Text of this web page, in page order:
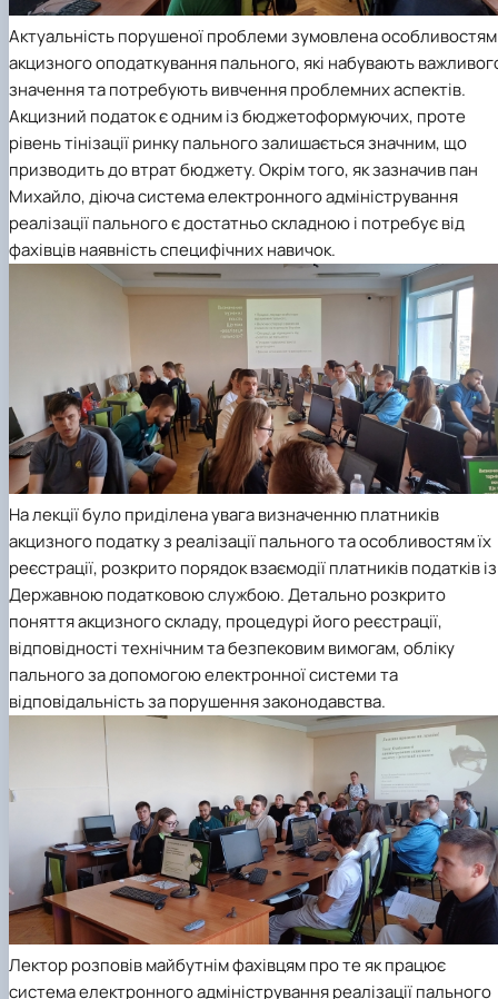
Актуальність порушеної проблеми зумовлена
акцизного оподаткування пального, які набувають
значення та потребують вивчення проблемних аспектів.
Акцизний податок є одним із бюджетоформуючих, проте
рівень тінізації ринку пального залишається значним, що
призводить до втрат бюджету. Окрім того, як зазначив пан
Михайло, діюча система електронного адміністрування
реалізації пального є достатньо складною і потребує від
фахівців наявність специфічних навичок.
На лекції було приділена увага визначенню платників
акцизного податку з реалізації пального та особливостям їх
реєстрації, розкрито порядок взаємодії платників податків із
Державною податковою службою. Детально розкрито
поняття акцизного складу, процедурі його реєстрації,
відповідності технічним та безпековим вимогам, обліку
пального за допомогою електронної системи та
відповідальність за порушення законодавства.
Лектор розповів майбутнім фахівцям про те як працює
система електронного адміністрування реалізації пального